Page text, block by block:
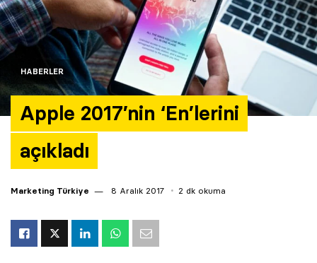
HABERLER
Apple 2017’nin ‘En’lerini
açıkladı
Marketing Türkiye 8 Aralık 2017 2 dk okuma